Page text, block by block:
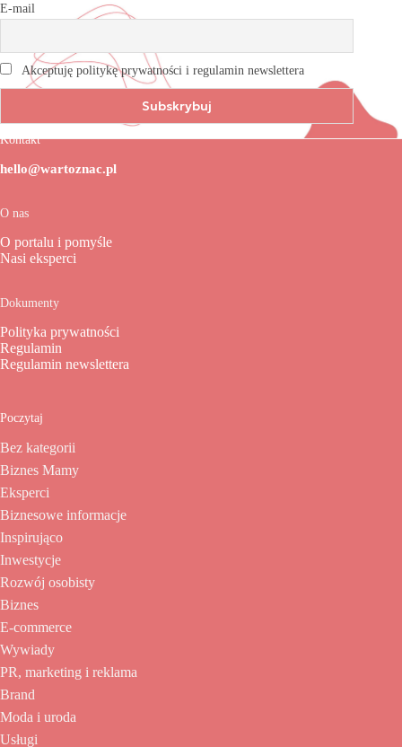
E-mail
Akceptuję politykę prywatności i regulamin newslettera
Kontakt
hello@wartoznac.pl
O nas
O portalu i pomyśle
Nasi eksperci
Dokumenty
Polityka prywatności
Regulamin
Regulamin newslettera
Poczytaj
Bez kategorii
Biznes Mamy
Eksperci
Biznesowe informacje
Inspirująco
Inwestycje
Rozwój osobisty
Biznes
E-commerce
Wywiady
PR, marketing i reklama
Brand
Moda i uroda
Usługi